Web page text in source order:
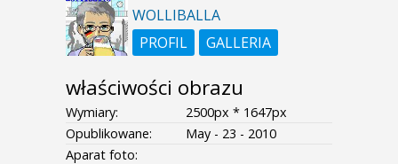
WOLLIBALLA
PROFIL
GALLERIA
właściwości obrazu
Wymiary:
2500px * 1647px
Opublikowane:
May - 23 - 2010
Aparat foto: